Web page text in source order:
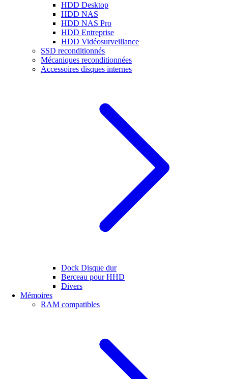
HDD Desktop
HDD NAS
HDD NAS Pro
HDD Entreprise
HDD Vidéosurveillance
SSD reconditionnés
Mécaniques reconditionnées
Accessoires disques internes
Dock Disque dur
Berceau pour HHD
Divers
Mémoires
RAM compatibles